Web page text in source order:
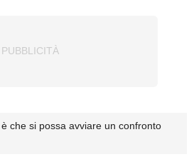
che si possa avviare un confronto